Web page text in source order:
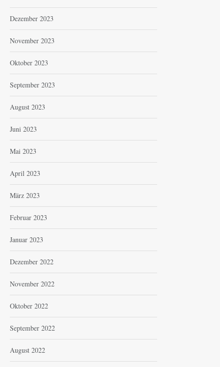
Dezember 2023
November 2023
Oktober 2023
September 2023
August 2023
Juni 2023
Mai 2023
April 2023
März 2023
Februar 2023
Januar 2023
Dezember 2022
November 2022
Oktober 2022
September 2022
August 2022